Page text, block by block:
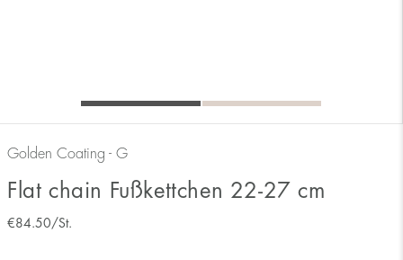
Golden Coating - G
Flat chain Fußkettchen 22-27 cm
€84.50 /St.